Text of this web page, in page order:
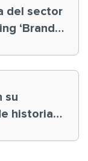
del sector
su
historias